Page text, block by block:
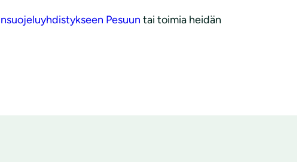
Pesuun tai toimia heidän